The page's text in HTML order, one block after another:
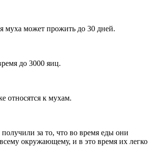
муха может прожить до 30 дней.
до 3000 яиц.
относятся к мухам.
за то, что во время еды они
окружающему, и в это время их легко